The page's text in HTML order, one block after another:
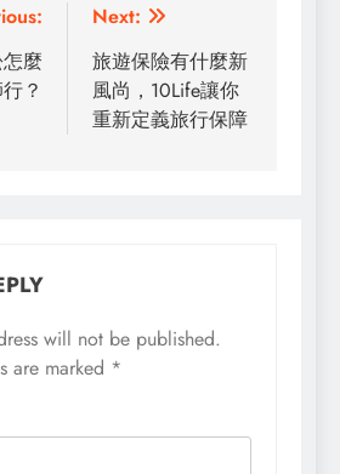
麼
？
Next:
旅遊保險有什麼新
風尚，10Life讓你
重新定義旅行保障
will not be published.
are marked *